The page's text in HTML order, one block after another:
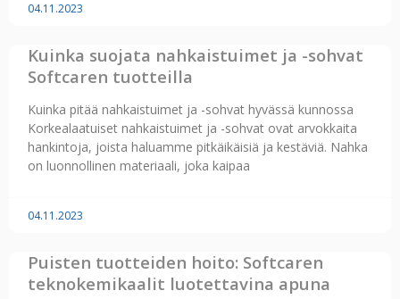
04.11.2023
Kuinka suojata nahkaistuimet ja -sohvat
Softcaren tuotteilla
Kuinka pitää nahkaistuimet ja -sohvat hyvässä kunnossa
Korkealaatuiset nahkaistuimet ja -sohvat ovat arvokkaita
hankintoja, joista haluamme pitkäikäisiä ja kestäviä. Nahka
on luonnollinen materiaali, joka kaipaa
04.11.2023
Puisten tuotteiden hoito: Softcaren
teknokemikaalit luotettavina apuna